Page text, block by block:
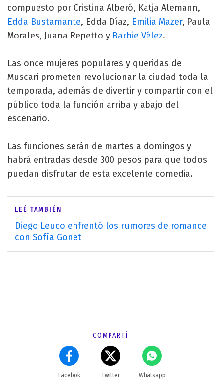
compuesto por Cristina Alberó, Katja Alemann,
Edda Bustamante, Edda Díaz, Emilia Mazer, Paula
Morales, Juana Repetto y Barbie Vélez.
Las once mujeres populares y queridas de
Muscari prometen revolucionar la ciudad toda la
temporada, además de divertir y compartir con el
público toda la función arriba y abajo del
escenario.
Las funciones serán de martes a domingos y
habrá entradas desde 300 pesos para que todos
puedan disfrutar de esta excelente comedia.
LEÉ TAMBIÉN
Diego Leuco enfrentó los rumores de romance
con Sofía Gonet
COMPARTÍ
Facebok Twitter Whatsapp